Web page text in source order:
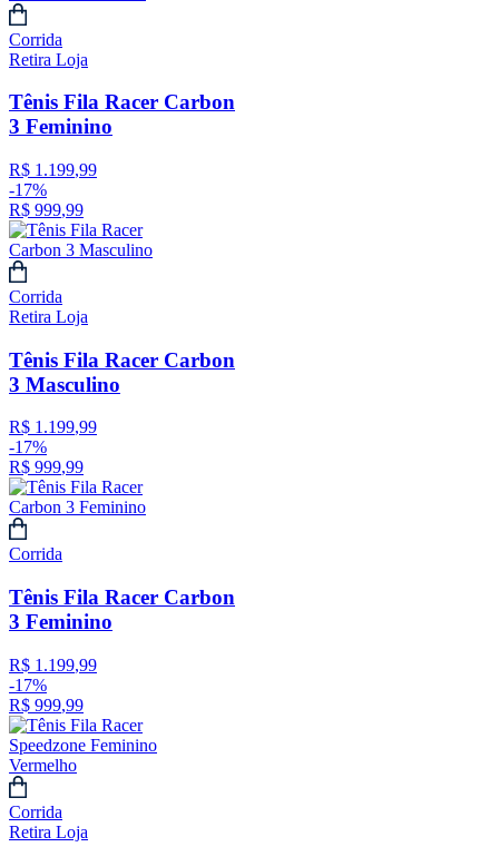
Corrida
Retira Loja
Tênis Fila Racer Carbon
3 Feminino
R$ 1 .199,99
-17%
R$ 999,99
Corrida
Retira Loja
Tênis Fila Racer Carbon
3 Masculino
R$ 1 .199,99
-17%
R$ 999,99
Corrida
Tênis Fila Racer Carbon
3 Feminino
R$ 1 .199,99
-17%
R$ 999,99
Corrida
Retira Loja